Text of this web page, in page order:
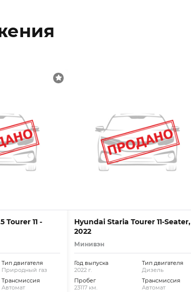
Tourer 11 -
Тип двигателя
Природный газ
Трансмиссия
Автомат
Hyundai Staria Tourer 11-Seater,
2022
Минивэн
Год выпуска
2022 г.
Пробег
23117 км.
Тип двигателя
Дизель
Трансмиссия
Автомат